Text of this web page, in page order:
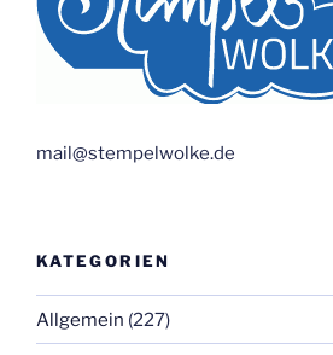
mail@stempelwolke.de
KATEGORIEN
Allgemein (227)